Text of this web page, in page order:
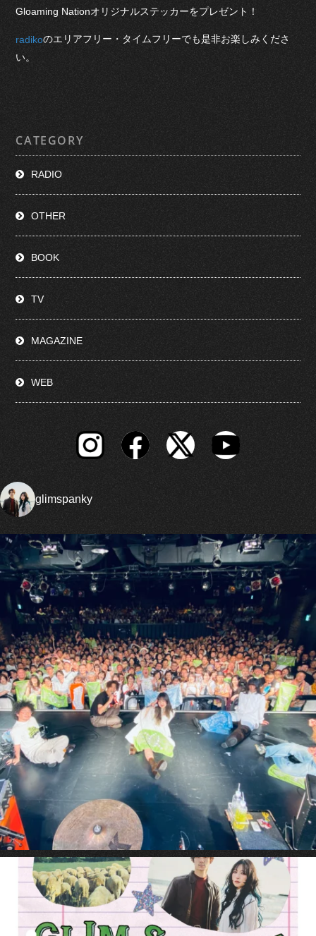
Gloaming Nationオリジナルステッカーをプレゼント！
radikoのエリアフリー・タイムフリーでも是非お楽しみくださ
い。
CATEGORY
RADIO
OTHER
BOOK
TV
MAGAZINE
WEB
glimspanky